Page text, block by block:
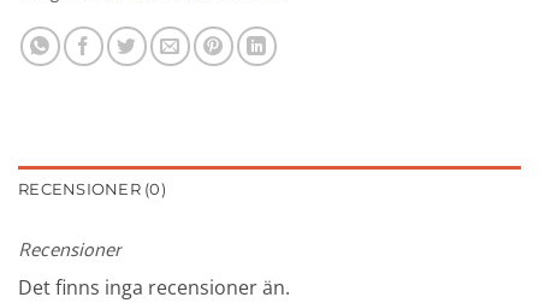
RECENSIONER (0)
Recensioner
Det finns inga recensioner än.